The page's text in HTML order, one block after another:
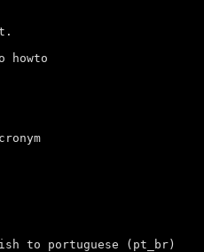
howto
to portuguese (pt_br)